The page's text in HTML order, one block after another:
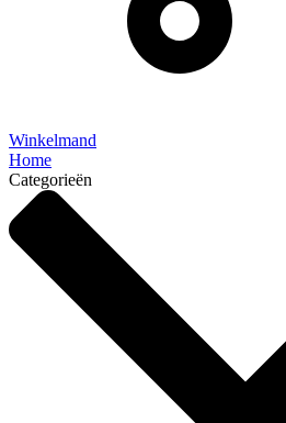
Winkelmand
Home
Categorieën